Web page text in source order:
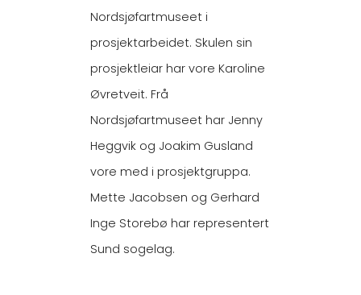
Nordsjøfartmuseet i
prosjektarbeidet. Skulen sin
prosjektleiar har vore Karoline
Øvretveit. Frå
Nordsjøfartmuseet har Jenny
Heggvik og Joakim Gusland
vore med i prosjektgruppa.
Mette Jacobsen og Gerhard
Inge Storebø har representert
Sund sogelag.